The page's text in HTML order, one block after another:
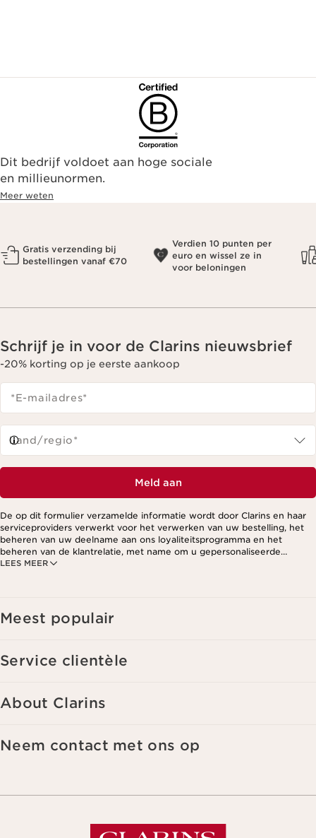
Dit bedrijf voldoet aan hoge sociale
en millieunormen.
Meer weten
Gratis verzending bij
bestellingen vanaf €70
Verdien 10 punten per
euro en wissel ze in
voor beloningen
Schrijf je in voor de Clarins nieuwsbrief
-20% korting op je eerste aankoop
*E-mailadres*
Land/regio*
Meld aan
LEES MEER
De op dit formulier verzamelde informatie wordt door Clarins en haar
serviceproviders verwerkt voor het verwerken van uw bestelling, het
beheren van uw deelname aan ons loyaliteitsprogramma en het
beheren van de klantrelatie, met name om u gepersonaliseerde
aanbiedingen te kunnen sturen op basis van uw eerdere aankopen en
Meest populair
Service clientèle
About Clarins
Neem contact met ons op